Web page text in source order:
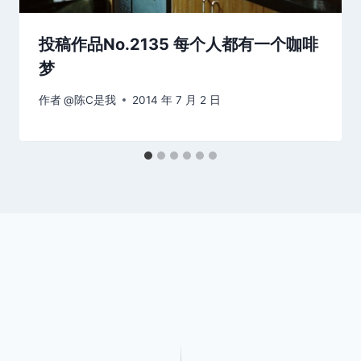
投稿作品No.2135 每个人都有一个咖啡
梦
作者@陈C是我 2014 年 7 月 2 日